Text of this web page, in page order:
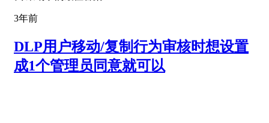
3年前
DLP用户移动/复制行为审核时想设置
成1个管理员同意就可以